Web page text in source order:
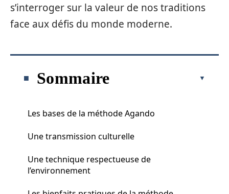
s’interroger sur la valeur de nos traditions
face aux défis du monde moderne.
Sommaire
Les bases de la méthode Agando
Une transmission culturelle
Une technique respectueuse de
l’environnement